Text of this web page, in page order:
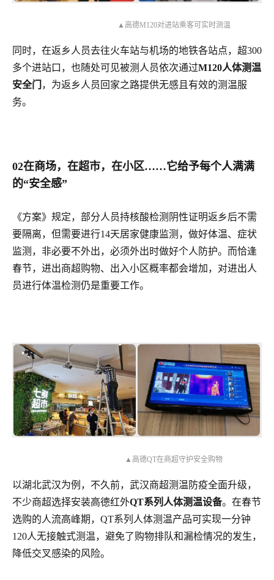
▲高德M120对进站乘客可实时测温
同时，在返乡人员去往火车站与机场的地铁各站点，超300
多个进站口，也随处可见被测人员依次通过M120人体测温
安全门
，为返乡人员回家之路提供无感且有效的测温服
务。
02在商场，在超市，在小区……它给予每个人满满
的“安全感”
《方案》规定，部分人员持核酸检测阴性证明返乡后不需
要隔离，但需要进行14天居家健康监测，做好体温、症状
监测，非必要不外出，必须外出时做好个人防护。而恰逢
春节，进出商超购物、出入小区概率都会增加，对进出人
员进行体温检测仍是重要工作。
▲高德QT在商超守护安全购物
以湖北武汉为例，不久前，武汉商超测温防疫全面升级，
不少商超选择安装高德红外QT系列人体测温设备。在春节
选购的人流高峰期，QT系列人体测温产品可实现一分钟
120人无接触式测温，避免了购物排队和漏检情况的发生，
降低交叉感染的风险。